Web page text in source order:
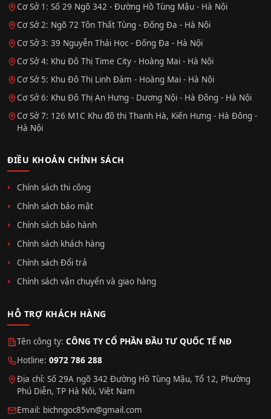
Cơ Sở 1: Số 29 Ngõ 342 - Đường Hồ Tùng Mậu - Hà Nội
Cơ Sở 2: Ngõ 72 Tôn Thất Tùng - Đống Đa - Hà Nội
Cơ Sở 3: 39 Nguyễn Thái Học - Đống Đa - Hà Nội
Cơ Sở 4: Khu Đô Thị Time City - Hoàng Mai - Hà Nội
Cơ Sở 5: Khu Đô Thị Linh Đàm - Hoàng Mai - Hà Nội
Cơ Sở 6: Khu Đô Thị An Hưng - Dương Nội - Hà Đông - Hà Nội
Cơ Sở 7: 126 M1C Khu đô thị Thanh Hà, Kiến Hưng - Hà Đông -
Hà Nội
ĐIỀU KHOẢN CHÍNH SÁCH
Chính sách thi công
Chính sách bảo mật
Chính sách bảo hành
Chính sách khách hàng
Chính sách Đổi trả
Chính sách vận chuyển và giao hàng
HỖ TRỢ KHÁCH HÀNG
Tên công ty: CÔNG TY CỔ PHẦN ĐẦU TƯ QUỐC TẾ NĐ
Hotline: 0972 786 288
Địa chỉ: Số 29A ngõ 342 Đường Hồ Tùng Mậu, Tổ 12, Phường
Phú Diễn, TP Hà Nội, Việt Nam
Email: bichngoc85vn@gmail.com